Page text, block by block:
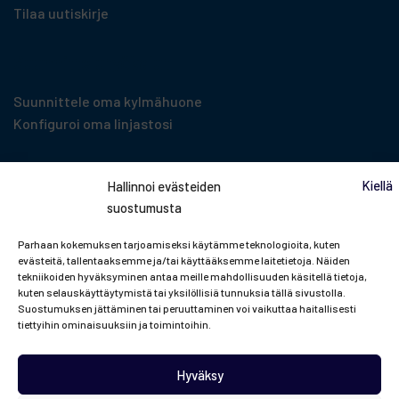
Hallinnoi evästeiden
suostumusta
Parhaan kokemuksen tarjoamiseksi käytämme teknologioita, kuten
evästeitä, tallentaaksemme ja/tai käyttääksemme laitetietoja. Näiden
tekniikoiden hyväksyminen antaa meille mahdollisuuden käsitellä tietoja,
kuten selauskäyttäytymistä tai yksilöllisiä tunnuksia tällä sivustolla.
Suostumuksen jättäminen tai peruuttaminen voi vaikuttaa haitallisesti
tiettyihin ominaisuuksiin ja toimintoihin.
Hyväksy
Kiellä
Tilaa uutiskirje
Suunnittele oma kylmähuone
Konfiguroi oma linjastosi
Tietosuojaseloste.